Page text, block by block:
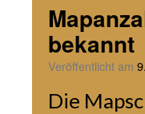
bekannt
Veröffentlicht am
Die